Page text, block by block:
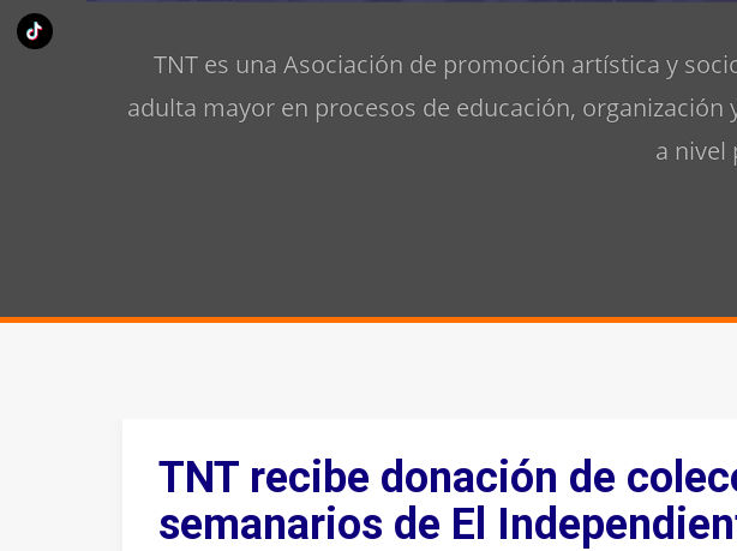
TNT es una Asociación de promoción artística y
adulta mayor en procesos de educación,
a nivel
TNT recibe donación de
semanarios de El